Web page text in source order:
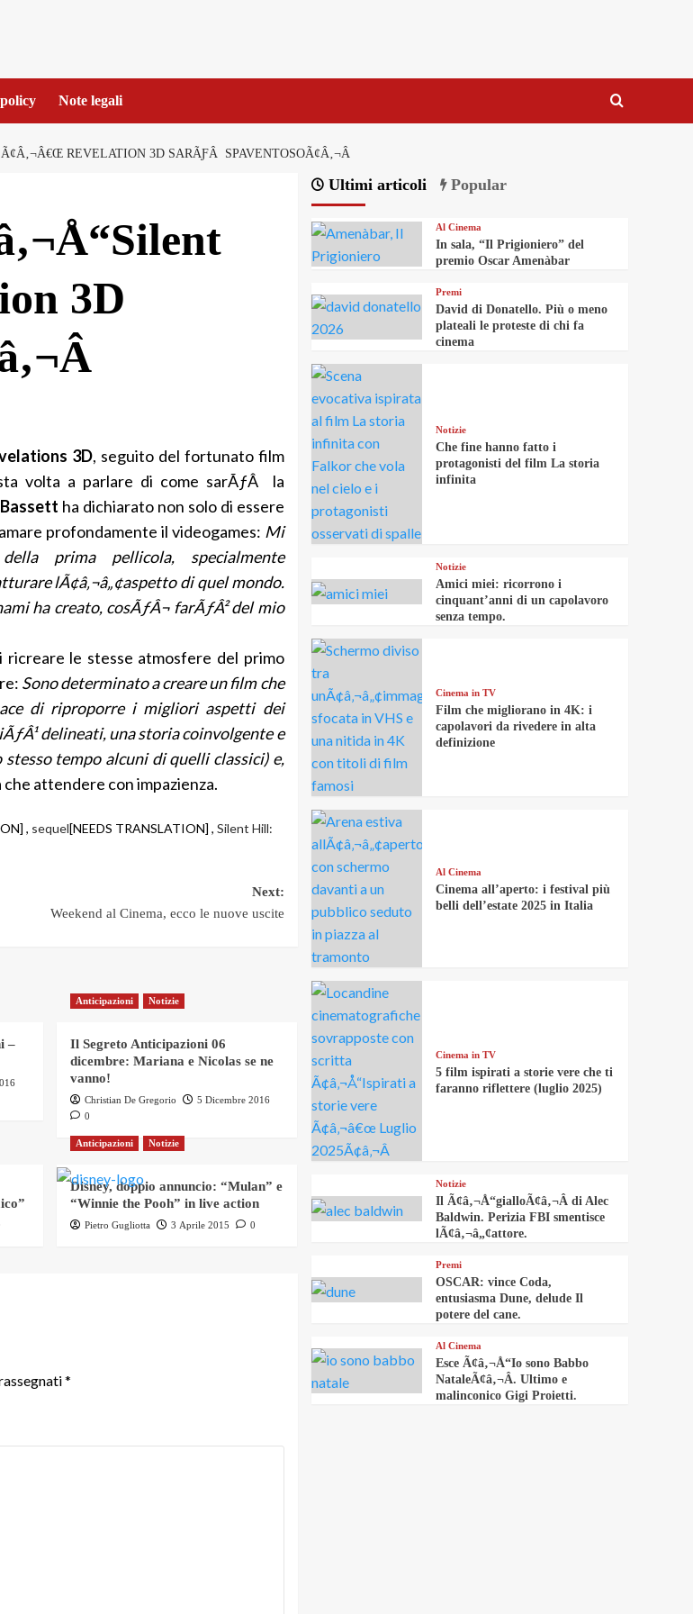
Note legali
REVELATION 3D SARÃƑÂ SPAVENTOSOÃ¢Â‚¬Â
3D
3D, seguito del fortunato film
volta a parlare di come sarÃƒÂ la
ha dichiarato non solo di essere
profondamente il videogames: Mi
prima pellicola, specialmente
lÃ¢â‚¬â„¢aspetto di quel mondo.
ha creato, cosÃƒÂ¬ farÃƒÂ² del mio
ricreare le stesse atmosfere del primo
Sono determinato a creare un film che
di riproporre i migliori aspetti dei
delineati, una storia coinvolgente e
tempo alcuni di quelli classici) e,
che attendere con impazienza.
, sequel[NEEDS TRANSLATION] , Silent Hill:
Next:
Weekend al Cinema, ecco le nuove uscite
–
Anticipazioni Notizie
Il Segreto Anticipazioni 06
dicembre: Mariana e Nicolas se ne
vanno!
Christian De Gregorio
5 Dicembre 2016
0
Anticipazioni Notizie
Disney, doppio annuncio: “Mulan” e
“Winnie the Pooh” in live action
Pietro Gugliotta 3 Aprile 2015 0
*
Ultimi articoli Popular
Al Cinema
In sala, “Il Prigioniero” del
premio Oscar Amenàbar
Premi
David di Donatello. Più o meno
plateali le proteste di chi fa
cinema
Notizie
Che fine hanno fatto i
protagonisti del film La storia
infinita
Notizie
Amici miei: ricorrono i
cinquant’anni di un capolavoro
senza tempo.
Cinema in TV
Film che migliorano in 4K: i
capolavori da rivedere in alta
definizione
Al Cinema
Cinema all’aperto: i festival più
belli dell’estate 2025 in Italia
Cinema in TV
5 film ispirati a storie vere che ti
faranno riflettere (luglio 2025)
Notizie
Il Ã¢â‚¬Å“gialloÃ¢â‚¬Â di Alec
Baldwin. Perizia FBI smentisce
lÃ¢â‚¬â„¢attore.
Premi
OSCAR: vince Coda,
entusiasma Dune, delude Il
potere del cane.
Al Cinema
Esce Ã¢â‚¬Å“Io sono Babbo
NataleÃ¢â‚¬Â. Ultimo e
malinconico Gigi Proietti.